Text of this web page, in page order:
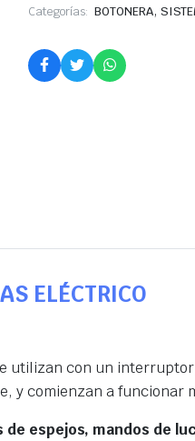
Categorías: BOTONERA,
ELÉCTRICO
utilizan con un
y comienzan a
de espejos, mandos de